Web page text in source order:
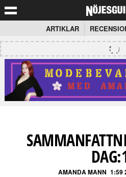
ARTIKLAR
AMANDA MANN 1:59